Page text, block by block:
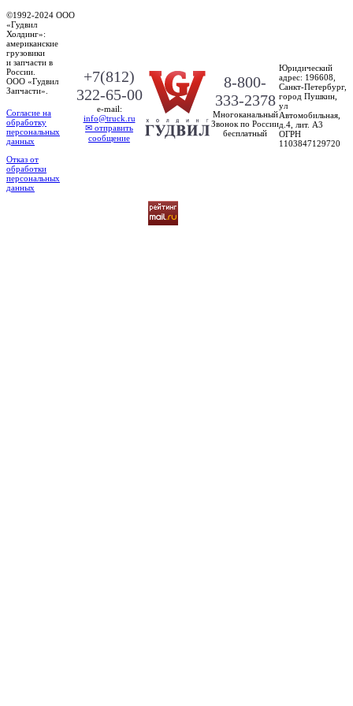
©1992-2024 ООО
«Гудвил
Холдинг»:
американские
грузовики
и запчасти в
России.
ООО «Гудвил
Запчасти».
Согласие на
обработку
персональных
данных
Отказ от
обработки
персональных
данных
+7(812)
322-65-00
e-mail:
info@truck.ru
✉ отправить
сообщение
8-800-
333-2378
Многоканальный
Звонок по России
бесплатный
Юридический
адрес: 196608
Санкт-Петербург,
город Пушкин
ул
Автомобильная,
д.4, лит. А3
ОГРН
1103847129720